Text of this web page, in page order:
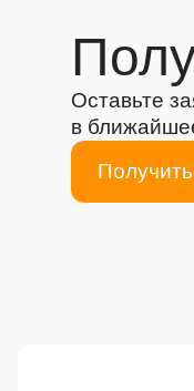
Оставьте
в